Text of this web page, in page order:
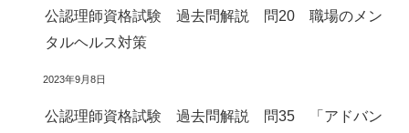
公認理師資格試験 過去問解説 問20 職場のメン
タルヘルス対策
2023年9月8日
公認理師資格試験 過去問解説 問35 「アドバン